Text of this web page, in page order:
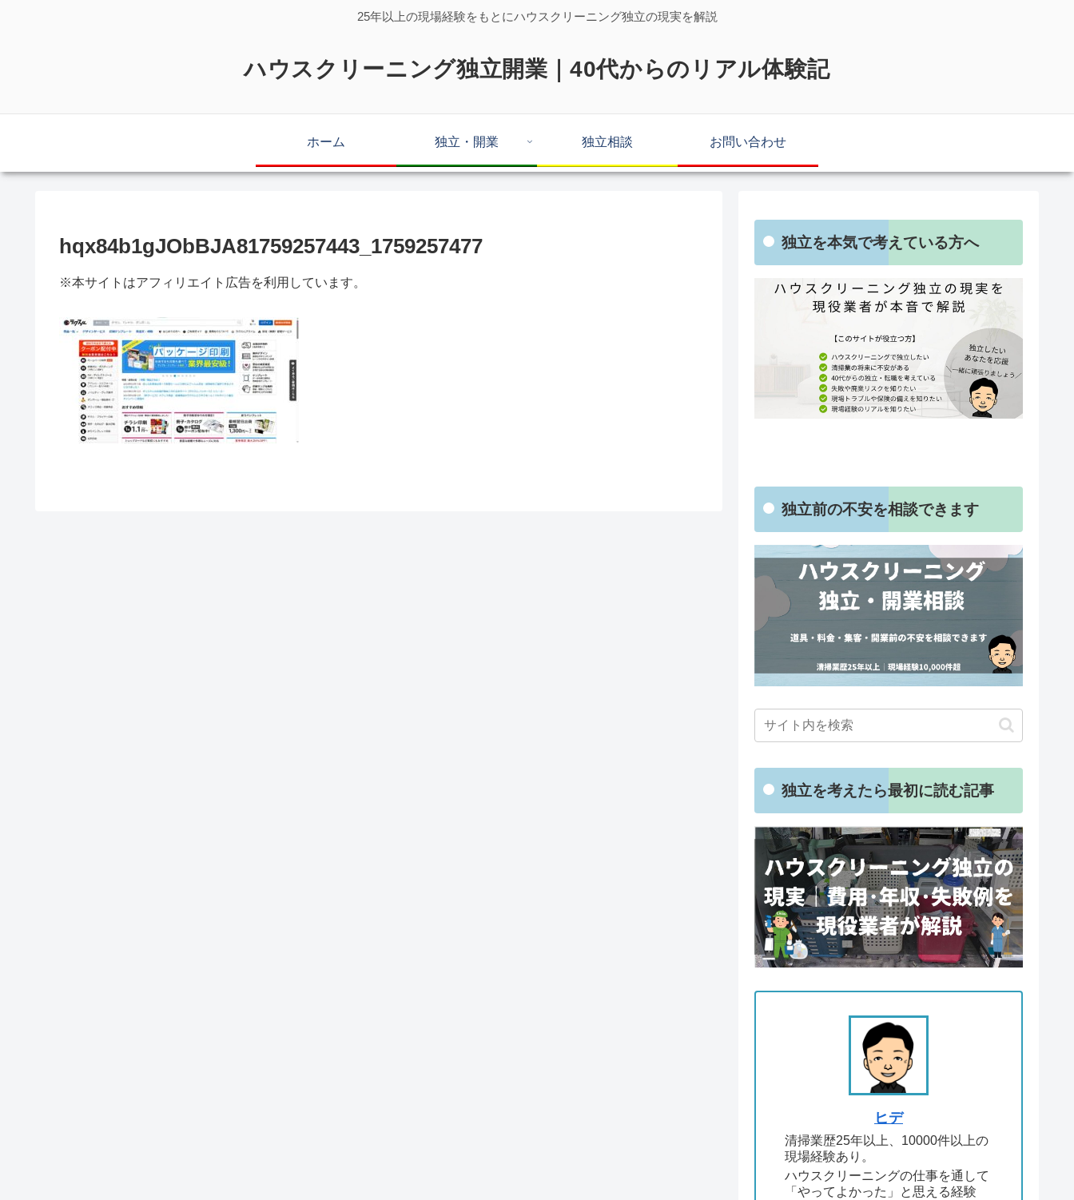
25年以上の現場経験をもとにハウスクリーニング独立の現実を解説
ハウスクリーニング独立開業｜40代からのリアル体験記
ホーム 独立・開業 独立相談 お問い合わせ
hqx84b1gJObBJA81759257443_1759257477
※本サイトはアフィリエイト広告を利用しています。
独立を本気で考えている方へ
独立前の不安を相談できます
独立を考えたら最初に読む記事
ヒデ
清掃業歴25年以上、10000件以上の
現場経験あり。
ハウスクリーニングの仕事を通して
「やってよかった」と思える経験